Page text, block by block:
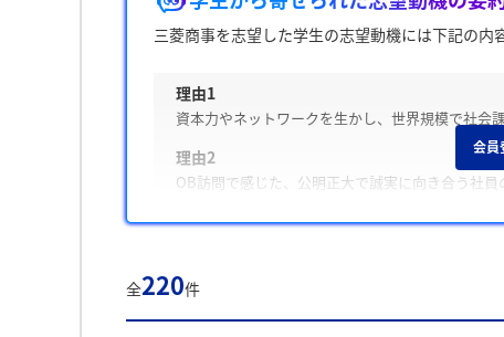
三菱商事を志望した学生の志望動機には下記の内
理由1
資本力やネットワークを生かし、世界規模で社会
理由2
OB訪問で感じた、公明正大で誠実に向き合う社
理由3
学生の声を就職活動の参考にしましょう。
※AIを使用し、過去3年間のユーザー投稿を要約して
会員
全220件